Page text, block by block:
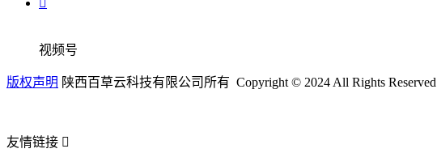
视频号
版权声明 陕西百草云科技有限公司所有 Copyright © 2024 All Rights Reserved
友情链接